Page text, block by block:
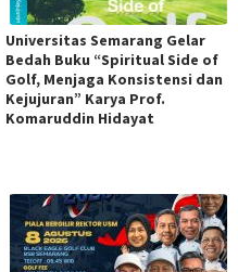
Universitas Semarang Gelar
Bedah Buku “Spiritual Side of
Golf, Menjaga Konsistensi dan
Kejujuran” Karya Prof.
Komaruddin Hidayat